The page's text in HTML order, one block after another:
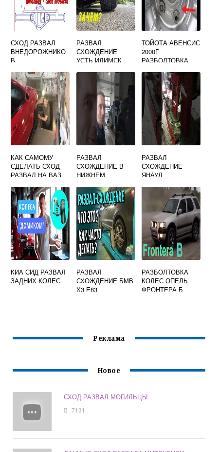
СХОД РАЗВАЛ
ВНЕДОРОЖНИКО
В
РАЗВАЛ
СХОЖДЕНИЕ
УСТЬ ИЛИМСК
ТОЙОТА АВЕНСИС
2000Г
РАЗБОЛТОВКА
КАК САМОМУ
СДЕЛАТЬ СХОД
РАЗВАЛ НА ВАЗ
РАЗВАЛ
СХОЖДЕНИЕ В
НИЖНЕМ
РАЗВАЛ
СХОЖДЕНИЕ
ЯНАУЛ
КИА СИД РАЗВАЛ
ЗАДНИХ КОЛЕС
РАЗВАЛ
СХОЖДЕНИЕ БМВ
Х3 Е83
РАЗБОЛТОВКА
КОЛЕС ОПЕЛЬ
ФРОНТЕРА Б
Реклама
Новое
СХОД РАЗВАЛ МОГИЛЬЦЫ
7131